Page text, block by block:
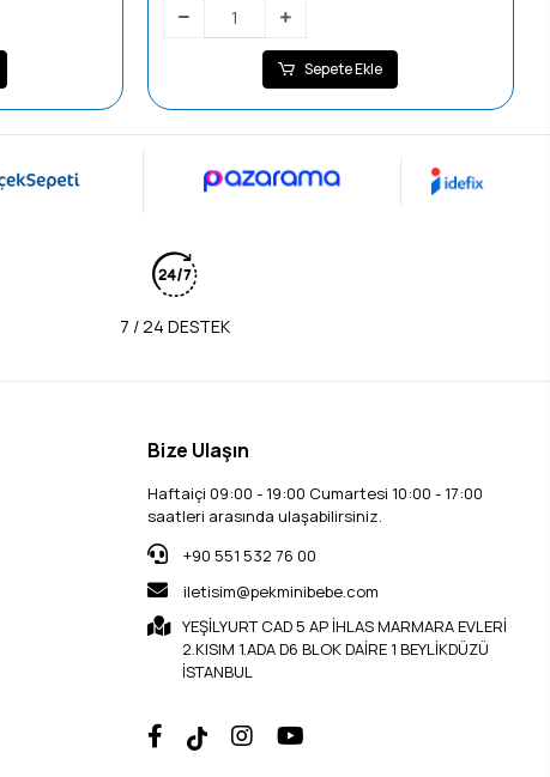
Sepete Ekle
7 / 24 DESTEK
Bize Ulaşın
Haftaiçi 09:00 - 19:00 Cumartesi 10:00 - 17:00
saatleri arasında ulaşabilirsiniz.
+90 551 532 76 00
iletisim@pekminibebe.com
YEŞİLYURT CAD 5 AP İHLAS MARMARA EVLERİ
2.KISIM 1.ADA D6 BLOK DAİRE 1 BEYLİKDÜZÜ
İSTANBUL